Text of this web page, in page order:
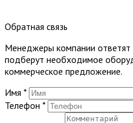
Обратная связь
Менеджеры компании ответят
подберут необходимое
коммерческое предложение.
Имя *
Телефон *